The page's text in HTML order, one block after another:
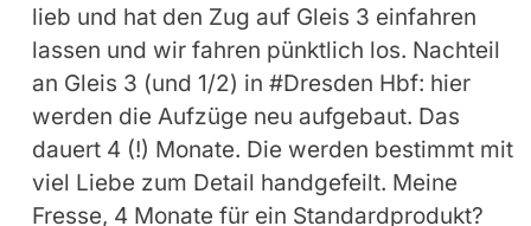
lieb und hat den Zug auf Gleis 3 einfahren
lassen und wir fahren pünktlich los. Nachteil
an Gleis 3 (und 1/2) in #Dresden Hbf: hier
werden die Aufzüge neu aufgebaut. Das
dauert 4 (!) Monate. Die werden bestimmt mit
viel Liebe zum Detail handgefeilt. Meine
Fresse, 4 Monate für ein Standardprodukt?